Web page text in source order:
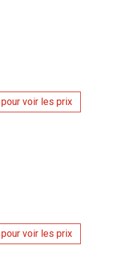
voir les prix
voir les prix